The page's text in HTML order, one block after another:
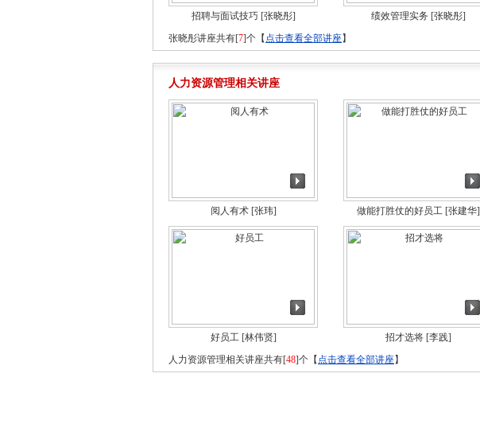
招聘与面试技巧[张晓彤] 绩效管理实务 [张晓彤]
张晓彤讲座共有[7]个【 点击查看全部讲座】
人力资源管理相关讲座
阅人有术[张玮] 做能打胜仗的好员工[张建华]
好员工[林伟贤] 招才选将[李践]
人力资源管理相关讲座共有[48]个【 点击查看全部讲座】